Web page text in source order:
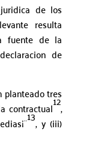
de los
resulta
fuente de la
de
planteado tres
contractual12,
13, y (iii)